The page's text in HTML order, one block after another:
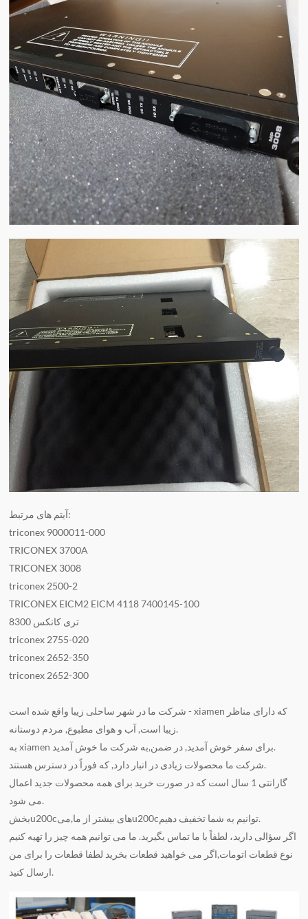
آیتم های مرتبط:
triconex 9000011-000
TRICONEX 3700A
TRICONEX 3008
triconex 2500-2
TRICONEX EICM2 EICM 4118 7400145-100
تری کانکس 8300
triconex 2755-020
triconex 2652-350
triconex 2652-300
شرکت ما در شهر ساحلی زیبا واقع شده است - xiamen که دارای مناظر
زیبا است, آب و هوای مطبوع, مردم دوستانه.
به xiamen برای سفر خوش آمدید, در ضمن,به شرکت ما خوش آمدید.
شرکت ما محصولات زیادی در انبار دارد, که فوراً در دسترس هستند.
گارانتی 1 سال است که در صورت خرید برای همه محصولات جدید اعمال
می شود.
بخشu200cهای بیشتر از ما,میu200cتوانیم به شما تخفیف دهیم.
اگر سؤالی دارید، لطفاً با ما تماس بگیرید. ما می توانیم همه چیز را تهیه کنیم
نوع قطعات اتومات,اگر می خواهید قطعات بخرید لطفا قطعات را برای من
ارسال کنید.